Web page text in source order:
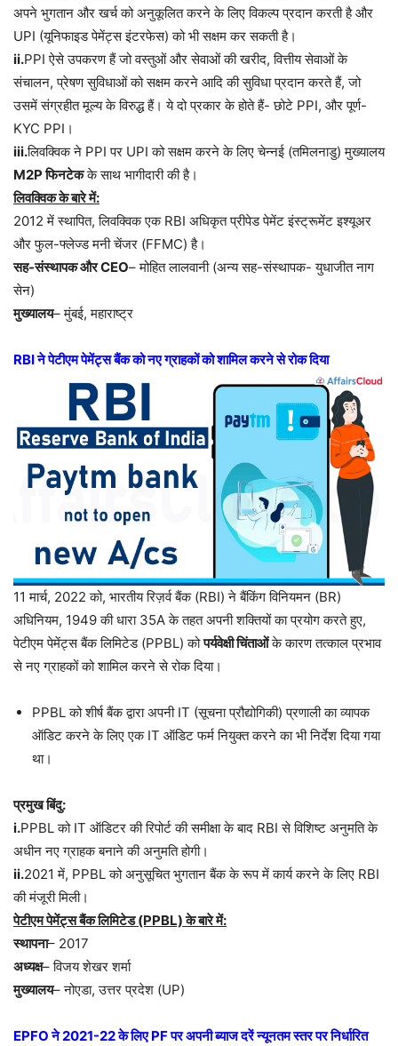
अपने भुगतान और खर्च को अनुकूलित करने के लिए विकल्प प्रदान करती है और
UPI (यूनिफाइड पेमेंट्स इंटरफेस) को भी सक्षम कर सकती है।
ii.PPI ऐसे उपकरण हैं जो वस्तुओं और सेवाओं की खरीद, वित्तीय सेवाओं के
संचालन, प्रेषण सुविधाओं को सक्षम करने आदि की सुविधा प्रदान करते हैं, जो
उसमें संग्रहीत मूल्य के विरुद्ध हैं। ये दो प्रकार के होते हैं- छोटे PPI, और पूर्ण-
KYC PPI।
iii.लिवक्विक ने PPI पर UPI को सक्षम करने के लिए चेन्नई (तमिलनाडु) मुख्यालय
M2P फिनटेकके साथ भागीदारी की है।
लिवक्विक के बारे में:
2012 में स्थापित, लिवक्विक एक RBI अधिकृत प्रीपेड पेमेंट इंस्ट्रूमेंट इश्यूअर
और फुल-फ्लेज्ड मनी चेंजर (FFMC) है।
सह-संस्थापक और CEO– मोहित लालवानी (अन्य सह-संस्थापक- युधाजीत नाग
सेन)
मुख्यालय– मुंबई, महाराष्ट्र
RBI ने पेटीएम पेमेंट्स बैंक को नए ग्राहकों को शामिल करने से रोक दिया
11 मार्च, 2022 को, भारतीय रिज़र्व बैंक (RBI) ने बैंकिंग विनियमन (BR)
अधिनियम, 1949 की धारा 35A के तहत अपनी शक्तियों का प्रयोग करते हुए,
पेटीएम पेमेंट्स बैंक लिमिटेड (PPBL) कोपर्यवेक्षी चिंताओंके कारण तत्काल प्रभाव
से नए ग्राहकों को शामिल करने से रोक दिया।
PPBL को शीर्ष बैंक द्वारा अपनी IT (सूचना प्रौद्योगिकी) प्रणाली का व्यापक
ऑडिट करने के लिए एक IT ऑडिट फर्म नियुक्त करने का भी निर्देश दिया गया
था।
प्रमुख बिंदु:
i.PPBL को IT ऑडिटर की रिपोर्ट की समीक्षा के बाद RBI से विशिष्ट अनुमति के
अधीन नए ग्राहक बनाने की अनुमति होगी।
ii.2021 में, PPBL को अनुसूचित भुगतान बैंक के रूप में कार्य करने के लिए RBI
की मंजूरी मिली।
पेटीएम पेमेंट्स बैंक लिमिटेड (PPBL) के बारे में:
स्थापना– 2017
अध्यक्ष– विजय शेखर शर्मा
मुख्यालय– नोएडा, उत्तर प्रदेश (UP)
EPFO ने 2021-22 के लिए PF पर अपनी ब्याज दरें न्यूनतम स्तर पर निर्धारित